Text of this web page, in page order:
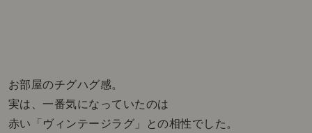
お部屋のチグハグ感。
実は、一番気になっていたのは
赤い「ヴィンテージラグ」との相性でした。